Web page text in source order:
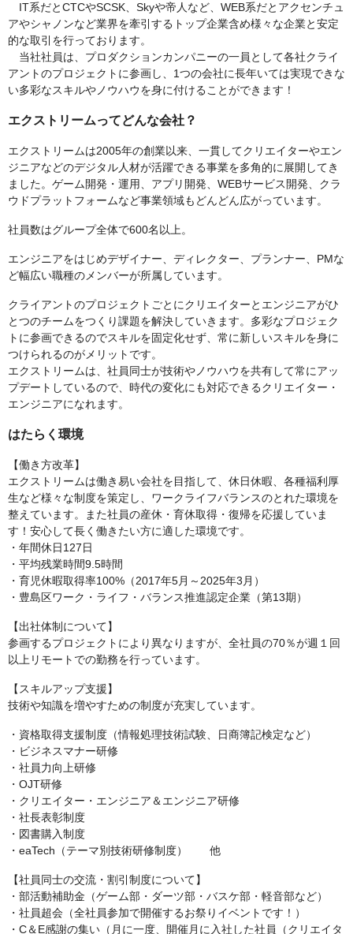
IT系だとCTCやSCSK、Skyや帝人など、WEB系だとアクセンチュ
アやシャノンなど業界を牽引するトップ企業含め様々な企業と安定
的な取引を行っております。
当社社員は、プロダクションカンパニーの一員として各社クライ
アントのプロジェクトに参画し、1つの会社に長年いては実現できな
い多彩なスキルやノウハウを身に付けることができます！
エクストリームってどんな会社？
エクストリームは2005年の創業以来、一貫してクリエイターやエン
ジニアなどのデジタル人材が活躍できる事業を多角的に展開してき
ました。ゲーム開発・運用、アプリ開発、WEBサービス開発、クラ
ウドプラットフォームなど事業領域もどんどん広がっています。
社員数はグループ全体で600名以上。
エンジニアをはじめデザイナー、ディレクター、プランナー、PMな
ど幅広い職種のメンバーが所属しています。
クライアントのプロジェクトごとにクリエイターとエンジニアがひ
とつのチームをつくり課題を解決していきます。多彩なプロジェク
トに参画できるのでスキルを固定化せず、常に新しいスキルを身に
つけられるのがメリットです。
エクストリームは、社員同士が技術やノウハウを共有して常にアッ
プデートしているので、時代の変化にも対応できるクリエイター・
エンジニアになれます。
はたらく環境
【働き方改革】
エクストリームは働き易い会社を目指して、休日休暇、各種福利厚
生など様々な制度を策定し、ワークライフバランスのとれた環境を
整えています。また社員の産休・育休取得・復帰を応援していま
す！安心して長く働きたい方に適した環境です。
・年間休日127日
・平均残業時間9.5時間
・育児休暇取得率100%（2017年5月～2025年3月）
・豊島区ワーク・ライフ・バランス推進認定企業（第13期）
【出社体制について】
参画するプロジェクトにより異なりますが、全社員の70％が週１回
以上リモートでの勤務を行っています。
【スキルアップ支援】
技術や知識を増やすための制度が充実しています。
・資格取得支援制度（情報処理技術試験、日商簿記検定など）
・ビジネスマナー研修
・社員力向上研修
・OJT研修
・クリエイター・エンジニア＆エンジニア研修
・社長表彰制度
・図書購入制度
・eaTech（テーマ別技術研修制度） 他
【社員同士の交流・割引制度について】
・部活動補助金（ゲーム部・ダーツ部・バスケ部・軽音部など）
・社員超会（全社員参加で開催するお祭りイベントです！）
・C＆E感謝の集い（月に一度、開催月に入社した社員（クリエイタ